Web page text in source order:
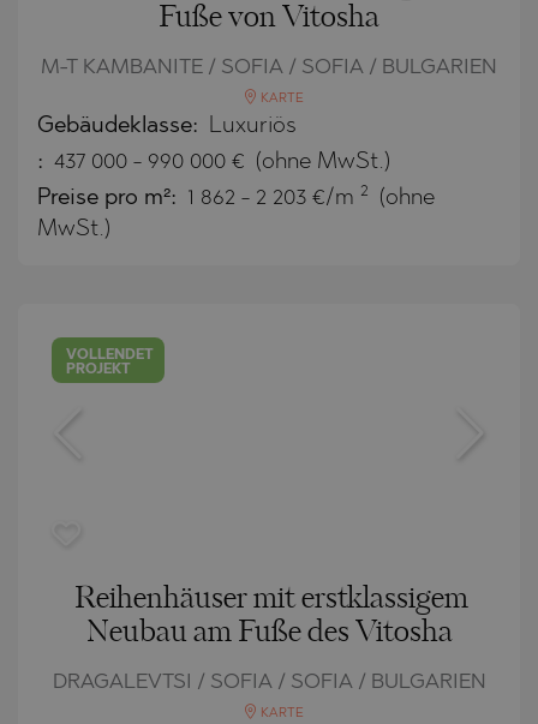
Fuße von Vitosha
M-T KAMBANITE / SOFIA / SOFIA / BULGARIEN
KARTE
Gebäudeklasse: Luxuriös
: 437 000 - 990 000 € (ohne MwSt.)
Preise pro m²: 1 862 - 2 203 €/m 2
(ohne
MwSt.)
VOLLENDET
PROJEKT
Reihenhäuser mit erstklassigem
Neubau am Fuße des Vitosha
DRAGALEVTSI / SOFIA / SOFIA / BULGARIEN
KARTE